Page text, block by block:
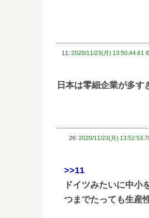
11: 2020/11/23(月) 13:50:44.61
日本は零細企業が多す
26: 2020/11/23(月)
>>11
ドイツみたいに中小
つまでたっても生産